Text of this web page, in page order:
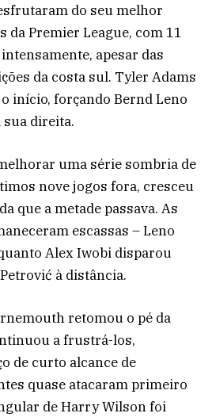
do seu melhor
da Premier League, com 11
apesar das
da costa sul. Tyler Adams
início, forçando Bernd Leno
sua direita.
uma série sombria de
nove jogos fora, cresceu
que a metade passava. As
escassas – Leno
Alex Iwobi disparou
à distância.
retomou o pé da
a frustrá-los,
de curto alcance de
quase atacaram primeiro
de Harry Wilson foi